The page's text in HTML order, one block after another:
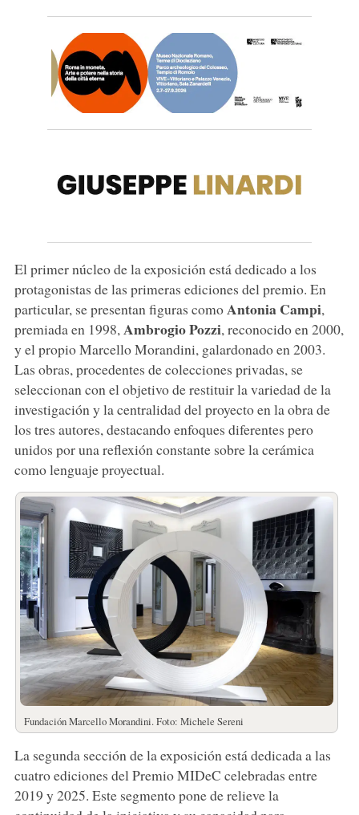
El primer núcleo de la exposición está dedicado a los
protagonistas de las primeras ediciones del premio. En
particular, se presentan figuras comoAntoniaCampi,
premiada en 1998, AmbrogioPozzi, reconocido en 2000,
y el propio Marcello Morandini, galardonado en 2003.
Las obras, procedentes de colecciones privadas, se
seleccionan con el objetivo de restituir la variedad de la
investigación y la centralidad del proyecto en la obra de
los tres autores, destacando enfoques diferentes pero
unidos por una reflexión constante sobre la cerámica
como lenguaje proyectual.
Fundación Marcello Morandini. Foto: Michele Sereni
La segunda sección de la exposición está dedicada a las
cuatro ediciones del Premio MIDeC celebradas entre
2019 y 2025. Este segmento pone de relieve la